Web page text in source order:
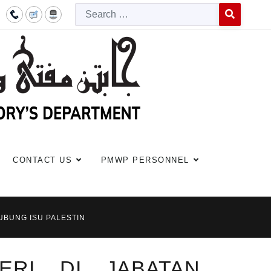
CONTACT US PMWP PERSONNEL
ISU PALESTIN